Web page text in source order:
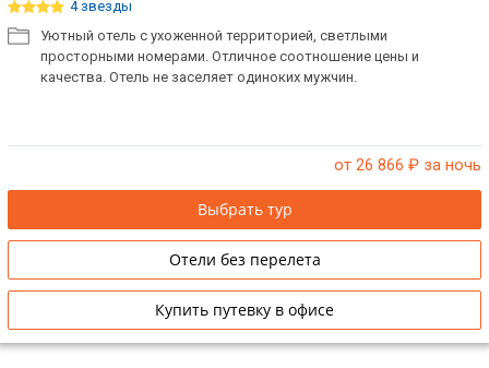
4 звезды
Уютный отель с ухоженной территорией, светлыми
просторными номерами. Отличное соотношение цены и
качества. Отель не заселяет одиноких мужчин.
от 26 866 ₽ за ночь
Выбрать тур
Отели без перелета
Купить путевку в офисе